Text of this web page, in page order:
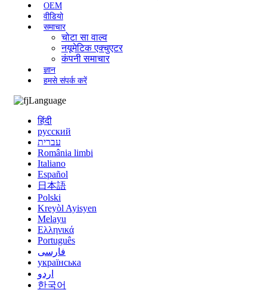
OEM
वीडियो
समाचार
चोटा सा वाल्व
नयूमेटिक एक्चुएटर
कंपनी समाचार
ज्ञान
हमसे संपर्क करें
Language
हिंदी
русский
עברית
România limbi
Italiano
Español
日本語
Polski
Kreyòl Ayisyen
Melayu
Ελληνικά
Português
فارسی
українська
اردو
한국어